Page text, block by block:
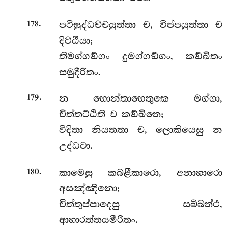
178.
පටිඝුද්ධච්චයුත්තා ච, විප්පයුත්තා ච
දිට්ඨියා;
තිමග්ගඞ්ගං දුමග්ගඞ්ගං, කඞ්ඛිතං
සමුදීරිතං.
179.
න හොන්තාහෙතුකෙ මග්ගා,
චිත්තට්ඨිති ච කඞ්ඛිතෙ;
විදිතා නියතතා ච, ලොකියෙසු න
උද්ධටා.
180.
කාමෙසු කබළීකාරො, අනාහාරො
අසඤ්ඤිනො;
චිත්තුප්පාදෙසු සබ්බත්ථ,
ආහාරත්තයමීරිතං.